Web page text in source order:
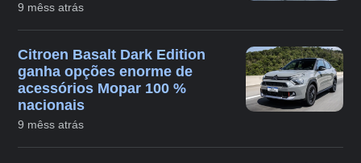
9 mêss atrás
Citroen Basalt Dark Edition
ganha opções enorme de
acessórios Mopar 100 %
nacionais
9 mêss atrás